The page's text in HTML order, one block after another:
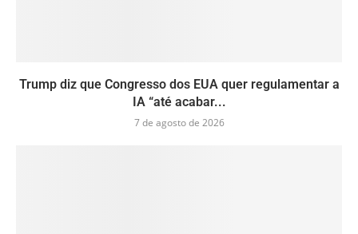
Trump diz que Congresso dos EUA quer regulamentar a
IA “até acabar...
7 de agosto de 2026